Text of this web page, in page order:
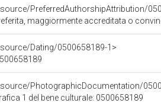
PreferredAuthorshipAttribution/
maggiormente accreditata o
Dating/0500658189-1>
PhotographicDocumentation/
1 del bene culturale: 0500658189